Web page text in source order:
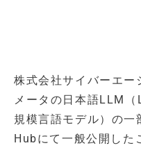
株式会社サイバーエー
メータの日本語LLM
規模言語モデル）の
Hubにて一般公開した